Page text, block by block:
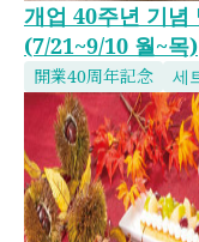
개업 40주년 기념
(7/21~9/10 월~목)
開業40周年記念 세